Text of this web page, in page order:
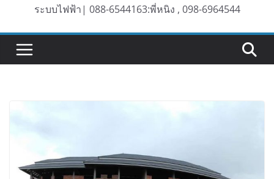
ระบบไฟฟ้า| 088-6544163:พี่หนิง , 098-6964544